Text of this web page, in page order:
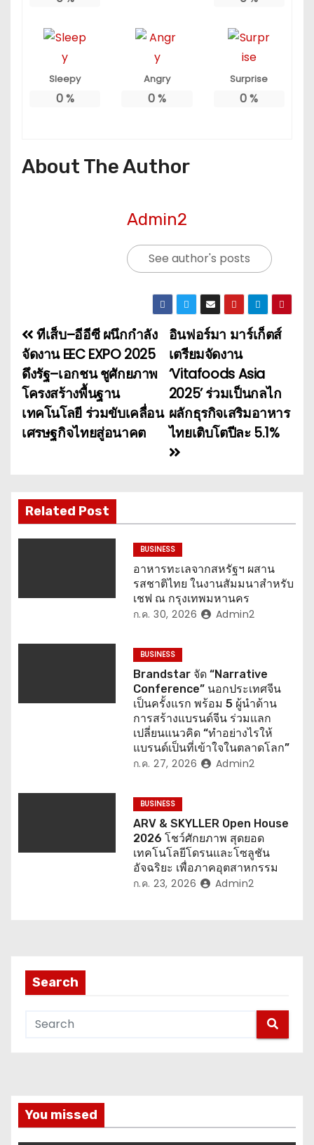
Sleepy
0%
Angry
0%
Surprise
0%
About The Author
Admin2
See author's posts
แ
น
ะ
แ
เ
รื่
ง
อินฟอร์มา มาร์เก็ตส์
เตรียมจัดงาน
‘Vitafoods Asia
2025’ ร่วมเป็นกลไก
ผลักธุรกิจเสริมอาหาร
ไทยเติบโตปีละ 5.1%
ทีเส็บ–อีอีซี ผนึกกำลัง
จัดงาน EEC EXPO 2025
ดึงรัฐ–เอกชน ชูศักยภาพ
โครงสร้างพื้นฐาน
เทคโนโลยี ร่วมขับเคลื่อน
เศรษฐกิจไทยสู่อนาคต
Related Post
BUSINESS
อาหารทะเลจากสหรัฐฯ ผสาน
รสชาติไทย ในงานสัมมนาสำหรับ
เชฟ ณ กรุงเทพมหานคร
ก.ค. 30, 2026 Admin2
BUSINESS
Brandstar จัด “Narrative
Conference” นอกประเทศจีน
เป็นครั้งแรก พร้อม 5 ผู้นำด้าน
การสร้างแบรนด์จีน ร่วมแลก
เปลี่ยนแนวคิด “ทำอย่างไรให้
แบรนด์เป็นที่เข้าใจในตลาดโลก”
ก.ค. 27, 2026 Admin2
BUSINESS
ARV & SKYLLER Open House
2026 โชว์ศักยภาพ สุดยอด
เทคโนโลยีโดรนและโซลูชัน
อัจฉริยะ เพื่อภาคอุตสาหกรรม
ก.ค. 23, 2026 Admin2
Search
You missed